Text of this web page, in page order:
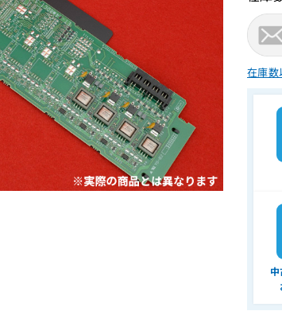
在庫数